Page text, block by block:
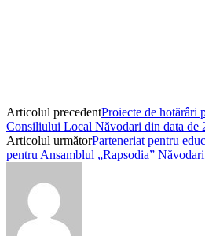
Articolul precedentProiecte de hotărâri
Consiliului Local Năvodari din data de
Articolul următorParteneriat pentru
pentru Ansamblul „Rapsodia” Năvodari